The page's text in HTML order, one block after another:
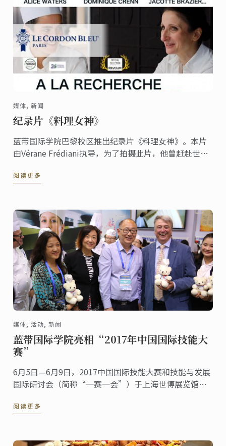
媒体, 新闻
纪录片《料理女神》
蓝带国际学院巴黎校区推出纪录片《料理女神》。本片
由Vérane Frédiani执导，为了拍摄此片，他曾赶赴世界
业的先锋女主厨会面。
阅读更多
媒体, 活动, 新闻
蓝带国际学院亮相“2017年中国国际技能大
赛”
6月5日—6月9日，2017中国国际技能大赛和技能与发展
国际研讨会（简称“一赛一会”）于上海世博展览馆成
带国际学院在厨艺培训与教育方面超过120 ...
阅读更多